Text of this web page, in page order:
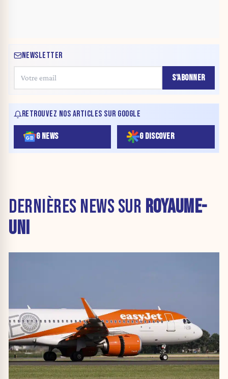
NEWSLETTER
S'ABONNER
RETROUVEZ NOS ARTICLES SUR GOOGLE
G NEWS G DISCOVER
DERNIÈRES NEWS SUR ROYAUME-
UNI